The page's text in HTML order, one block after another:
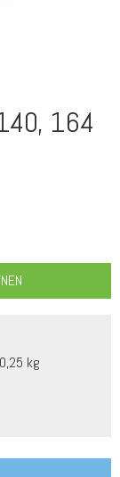
164
kg